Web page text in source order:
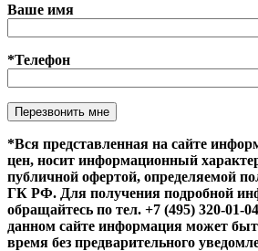
Ваше имя
*Телефон
Оставьте это поле пустым.
*Вся представленная на сайте
цен, носит информационный
публичной офертой, определяемой
ГК РФ. Для получения подробной
обращайтесь по тел. +7 (495) 320-01-
данном сайте информация может
время без предварительного